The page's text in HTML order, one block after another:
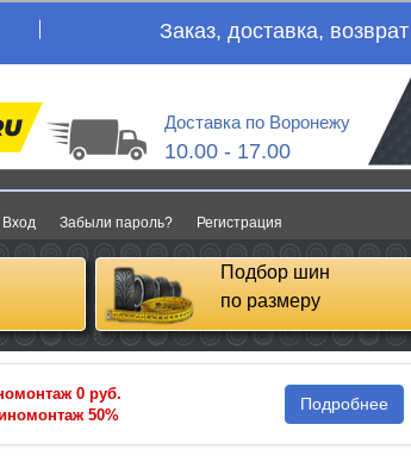
Заказ, доставка, возврат
Доставка по Воронежу
10.00 - 17.00
Вход Забыли пароль? Регистрация
Подбор шин
по размеру
0 руб.
50%
Подробнее